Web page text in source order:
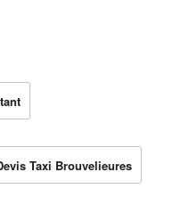
Taxi Brouvelieures